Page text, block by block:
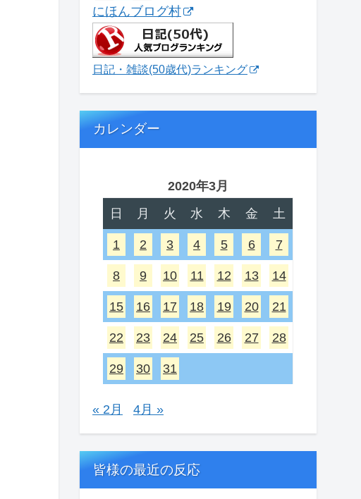
にほんブログ村
日記・雑談(50歳代)ランキング
カレンダー
2020年3月
日
月 火 水 木 金 土
1 2 3 4 5 6 7
8 9 10 11 12 13 14
15 16 17 18 19 20 21
22 23 24 25 26 27 28
29 30 31
« 2月 4月 »
皆様の最近の反応